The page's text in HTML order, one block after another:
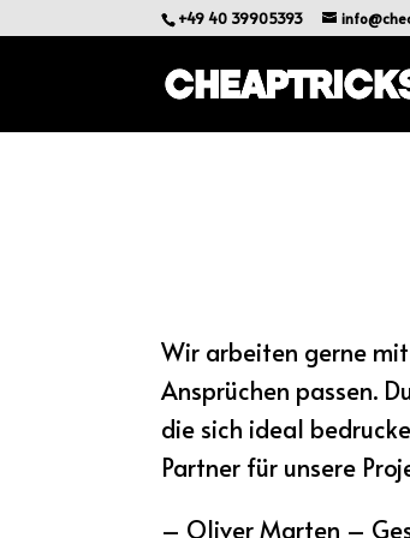
+49 40 39905393
Wir arbeiten gerne
Ansprüchen passen.
die sich ideal
Partner für unsere
– Oliver Marten –